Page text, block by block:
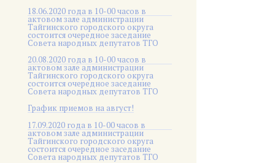
18.06.2020 года в 10-00 часов в
актовом зале администрации
Тайгинского городского округа
состоится очередное заседание
Совета народных депутатов ТГО
20.08.2020 года в 10-00 часов в
актовом зале администрации
Тайгинского городского округа
состоится очередное заседание
Совета народных депутатов ТГО
График приемов на август!
17.09.2020 года в 10-00 часов в
актовом зале администрации
Тайгинского городского округа
состоится очередное заседание
Совета народных депутатов ТГО